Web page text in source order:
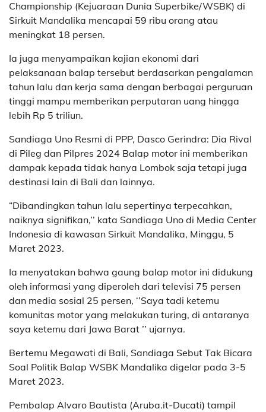
Championship (Kejuaraan Dunia Superbike/WSBK) di
Sirkuit Mandalika mencapai 59 ribu orang atau
meningkat 18 persen.
Ia juga menyampaikan kajian ekonomi dari
pelaksanaan balap tersebut berdasarkan pengalaman
tahun lalu dan kerja sama dengan berbagai perguruan
tinggi mampu memberikan perputaran uang hingga
lebih Rp 5 triliun.
Sandiaga Uno Resmi di PPP, Dasco Gerindra: Dia Rival
di Pileg dan Pilpres 2024 Balap motor ini memberikan
dampak kepada tidak hanya Lombok saja tetapi juga
destinasi lain di Bali dan lainnya.
“Dibandingkan tahun lalu sepertinya terpecahkan,
naiknya signifikan,’’ kata Sandiaga Uno di Media Center
Indonesia di kawasan Sirkuit Mandalika, Minggu, 5
Maret 2023.
Ia menyatakan bahwa gaung balap motor ini didukung
oleh informasi yang diperoleh dari televisi 75 persen
dan media sosial 25 persen, ‘’Saya tadi ketemu
komunitas motor yang melakukan turing, di antaranya
saya ketemu dari Jawa Barat ’’ ujarnya.
Bertemu Megawati di Bali, Sandiaga Sebut Tak Bicara
Soal Politik Balap WSBK Mandalika digelar pada 3-5
Maret 2023.
Pembalap Alvaro Bautista (Aruba.it-Ducati) tampil